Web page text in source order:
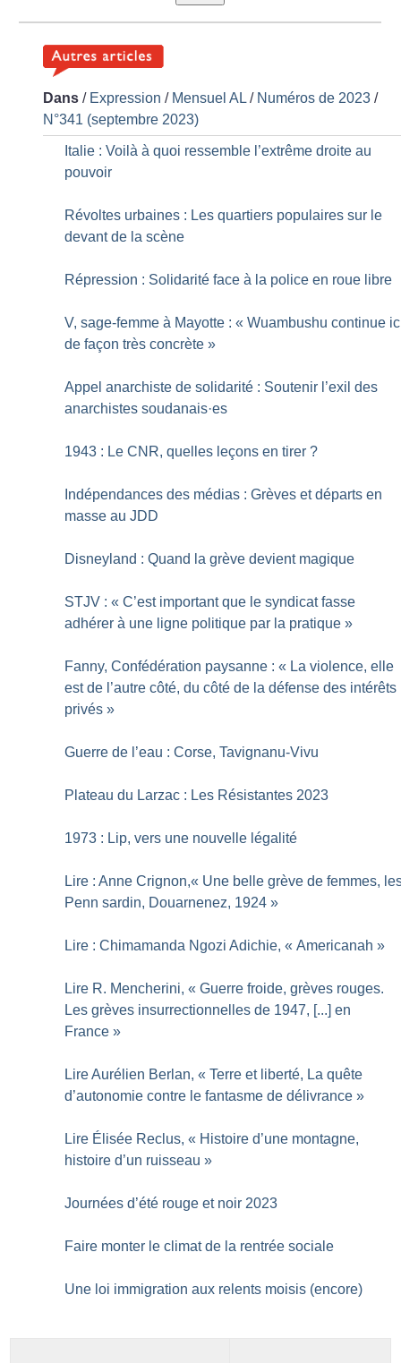
Dans / Expression / Mensuel AL / Numéros de 2023 /
N°341 (septembre 2023)
Italie : Voilà à quoi ressemble l’extrême droite au
pouvoir
Révoltes urbaines : Les quartiers populaires sur le
devant de la scène
Répression : Solidarité face à la police en roue libre
V, sage-femme à Mayotte : « Wuambushu continue
de façon très concrète »
Appel anarchiste de solidarité : Soutenir l’exil des
anarchistes soudanais·es
1943 : Le CNR, quelles leçons en tirer ?
Indépendances des médias : Grèves et départs en
masse au JDD
Disneyland : Quand la grève devient magique
STJV : « C’est important que le syndicat fasse
adhérer à une ligne politique par la pratique »
Fanny, Confédération paysanne : « La violence, elle
est de l’autre côté, du côté de la défense des intérêts
privés »
Guerre de l’eau : Corse, Tavignanu-Vivu
Plateau du Larzac : Les Résistantes 2023
1973 : Lip, vers une nouvelle légalité
Lire : Anne Crignon,« Une belle grève de femmes,
Penn sardin, Douarnenez, 1924 »
Lire : Chimamanda Ngozi Adichie, « Americanah »
Lire R. Mencherini, « Guerre froide, grèves rouges.
Les grèves insurrectionnelles de 1947, [...] en
France »
Lire Aurélien Berlan, « Terre et liberté, La quête
d’autonomie contre le fantasme de délivrance »
Lire Élisée Reclus, « Histoire d’une montagne,
histoire d’un ruisseau »
Journées d’été rouge et noir 2023
Faire monter le climat de la rentrée sociale
Une loi immigration aux relents moisis (encore)